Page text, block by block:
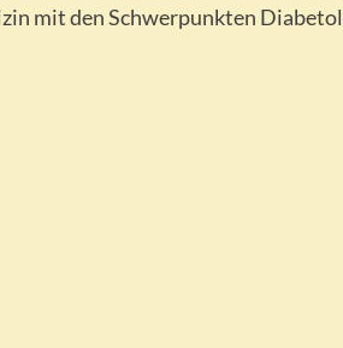
mit den Schwerpunkten
Leipzig 2003
für Innere Medizin 2001 –